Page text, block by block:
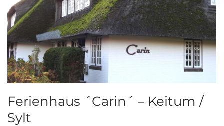
Ferienhaus ´Carin´ – Keitum /
Sylt